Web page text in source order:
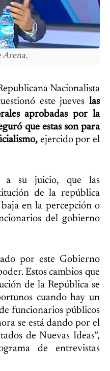
Arena.
Nacionalista
este jueves las
aprobadas por la
que estas son para
ejercido por el
a su juicio, que las
de la república
en la percepción o
del gobierno
por este Gobierno
Estos cambios que
de la República se
cuando hay un
funcionarios públicos
se está dando por el
de Nuevas Ideas”,
de entrevistas